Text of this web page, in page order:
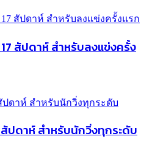
สัปดาห์ สำหรับลงแข่งครั้ง
ปดาห์ สำหรับนักวิ่งทุกระดับ